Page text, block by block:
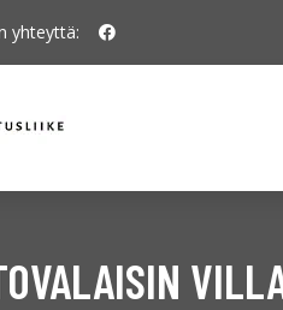
yhteyttä: